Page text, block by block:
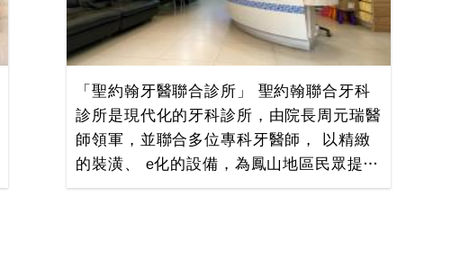
「聖約翰牙醫聯合診所」 聖約翰聯合牙科
診所是現代化的牙科診所，由院長周元瑞醫
師領軍，並聯合多位專科牙醫師， 以精緻
的裝潢、 e化的設備，為鳳山地區民眾提供
最專業的醫療服務。 ●「聖約翰牙醫聯合